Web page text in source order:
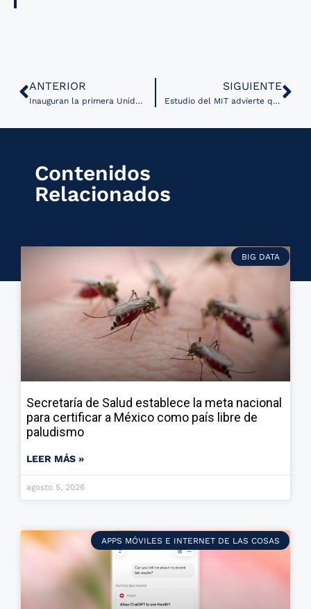
ANTERIOR
Inauguran la primera Unidad de Atención Integral de Telemedicina en Hidalgo
SIGUIENTE
Estudio del MIT advierte que errores de escritura y lenguaje informal pueden afectar decisiones médicas realizadas por IA
Contenidos
Relacionados
BIG DATA
Secretaría de Salud establece la meta nacional
para certificar a México como país libre de
paludismo
LEER MÁS »
agosto 5, 2026
APPS MÓVILES E INTERNET DE LAS COSAS